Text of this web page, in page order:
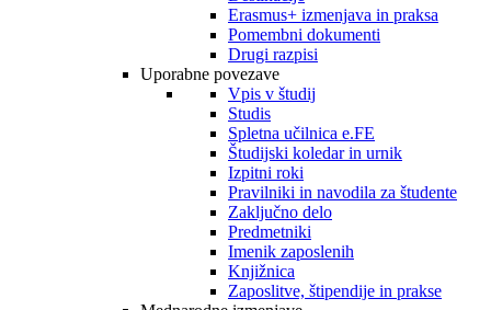
Erasmus+ izmenjava in praksa
Pomembni dokumenti
Drugi razpisi
Uporabne povezave
Vpis v študij
Studis
Spletna učilnica e.FE
Študijski koledar in urnik
Izpitni roki
Pravilniki in navodila za študente
Zaključno delo
Predmetniki
Imenik zaposlenih
Knjižnica
Zaposlitve, štipendije in prakse